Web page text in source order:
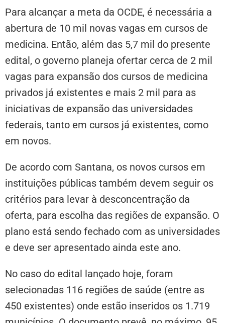
Para alcançar a meta da OCDE, é necessária a
abertura de 10 mil novas vagas em cursos de
medicina. Então, além das 5,7 mil do presente
edital, o governo planeja ofertar cerca de 2 mil
vagas para expansão dos cursos de medicina
privados já existentes e mais 2 mil para as
iniciativas de expansão das universidades
federais, tanto em cursos já existentes, como
em novos.
De acordo com Santana, os novos cursos em
instituições públicas também devem seguir os
critérios para levar à desconcentração da
oferta, para escolha das regiões de expansão. O
plano está sendo fechado com as universidades
e deve ser apresentado ainda este ano.
No caso do edital lançado hoje, foram
selecionadas 116 regiões de saúde (entre as
450 existentes) onde estão inseridos os 1.719